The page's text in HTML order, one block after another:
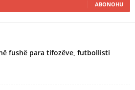
ABONOHU
fushë para tifozëve, futbollisti